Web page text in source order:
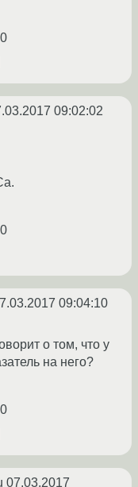
09:02:02
09:04:10
о том, что у
на него?
07.03.2017